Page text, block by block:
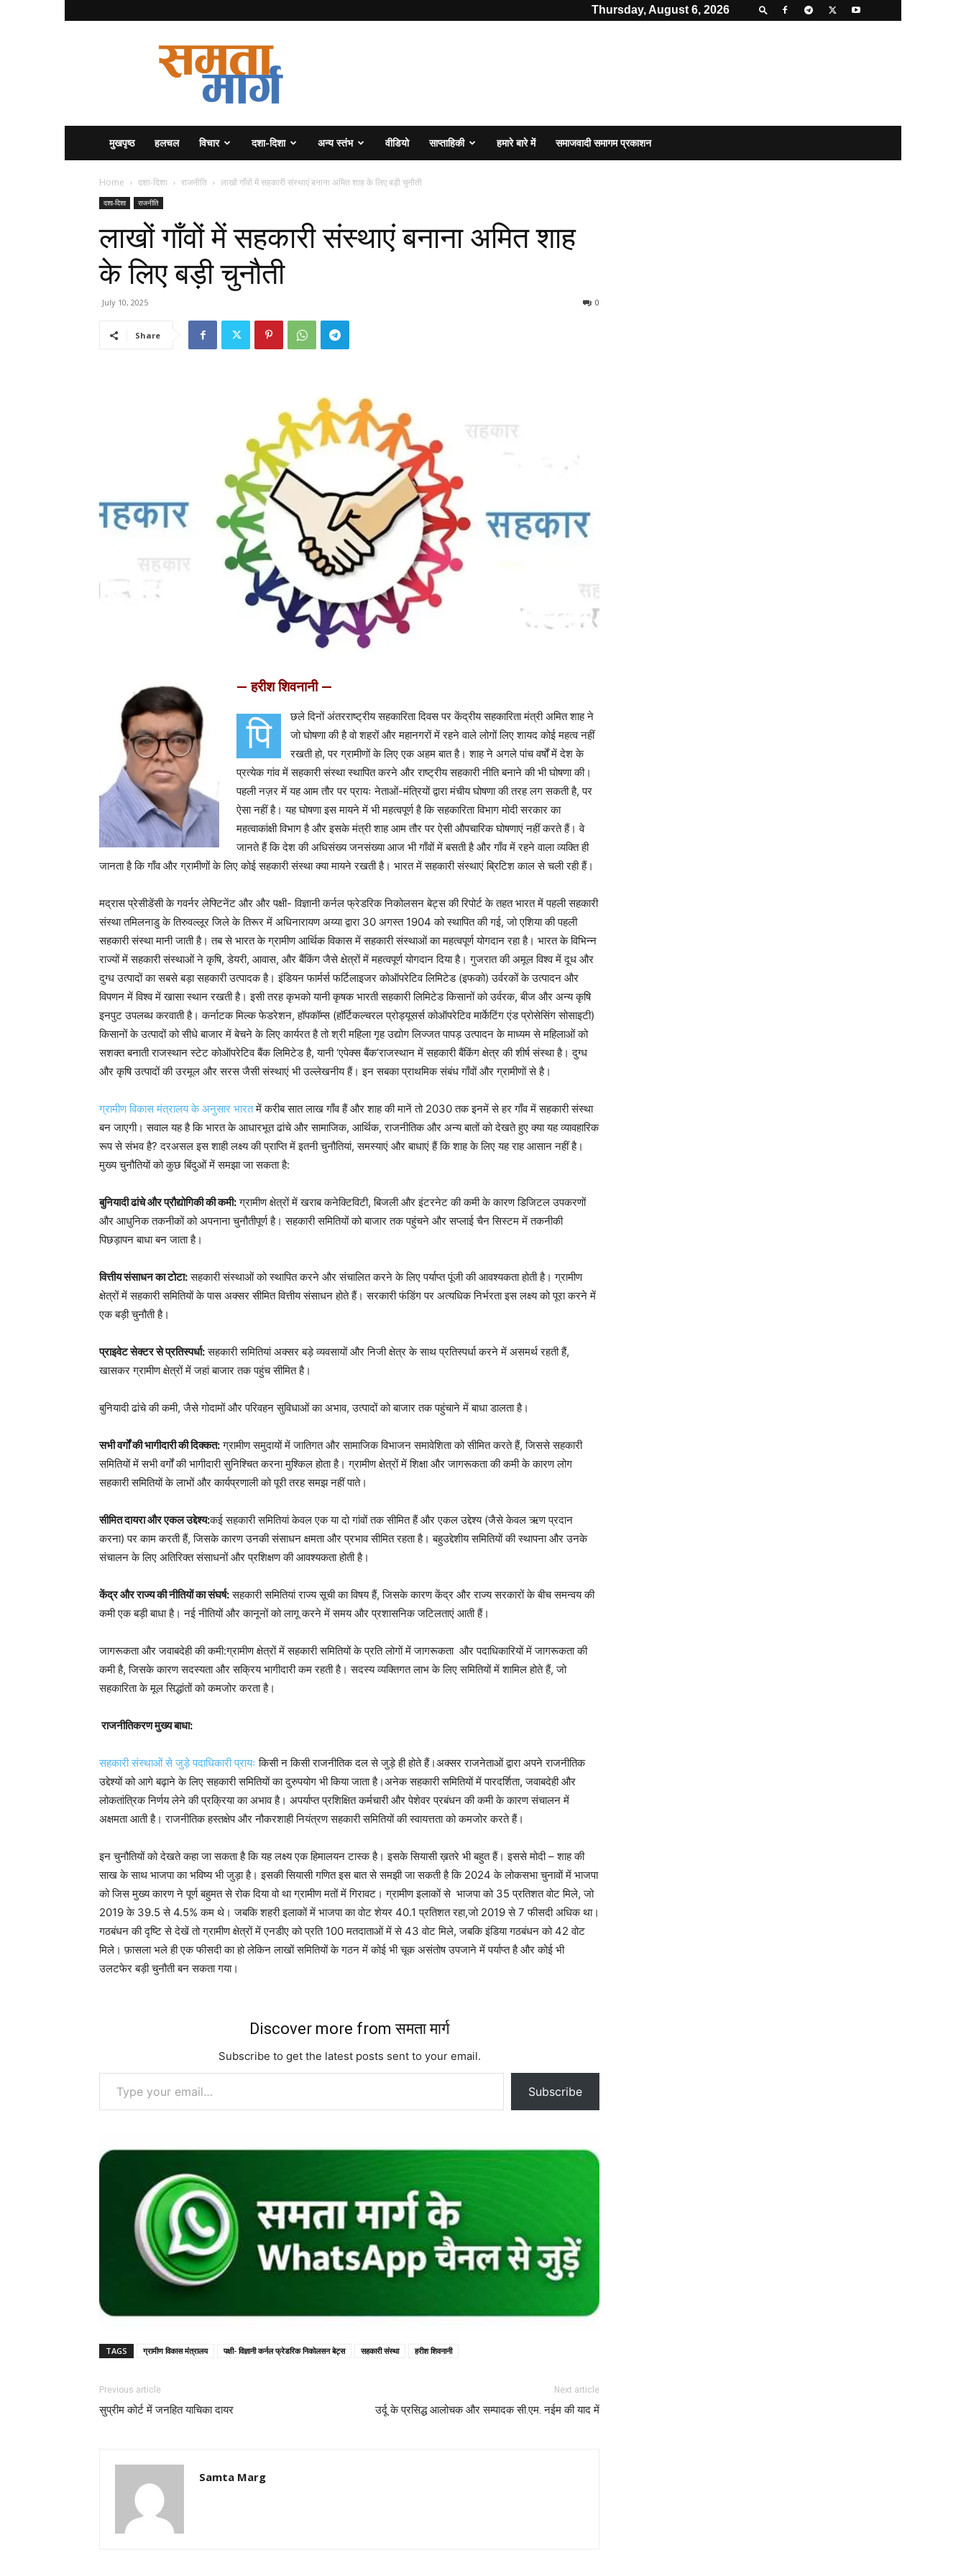
Thursday, August 6, 2026
मुखपृष्ठ हलचल विचार दशा-दिशा अन्य स्तंभ वीडियो साप्ताहिकी हमारे बारे में समाजवादी समागम प्रकाशन
Home दशा-दिशा राजनीति लाखों गाँवों में सहकारी संस्थाएं बनाना अमित शाह के लिए बड़ी चुनौती
दशा-दिशा राजनीति
लाखों गाँवों में सहकारी संस्थाएं बनाना अमित शाह
के लिए बड़ी चुनौती
July 10, 2025 0
Share
— हरीश शिवनानी —
पि
छले दिनों अंतरराष्ट्रीय सहकारिता दिवस पर केंद्रीय सहकारिता मंत्री अमित शाह ने
जो घोषणा की है वो शहरों और महानगरों में रहने वाले लोगों लिए शायद कोई महत्व नहीं
रखती हो, पर ग्रामीणों के लिए एक अहम बात है। शाह ने अगले पांच वर्षों में देश के
प्रत्येक गांव में सहकारी संस्था स्थापित करने और राष्ट्रीय सहकारी नीति बनाने की भी घोषणा की।
पहली नज़र में यह आम तौर पर प्रायः नेताओं-मंत्रियों द्वारा मंचीय घोषणा की तरह लग सकती है, पर
ऐसा नहीं है। यह घोषणा इस मायने में भी महत्वपूर्ण है कि सहकारिता विभाग मोदी सरकार का
महत्वाकांक्षी विभाग है और इसके मंत्री शाह आम तौर पर ऐसी औपचारिक घोषणाएं नहीं करते हैं। वे
जानते हैं कि देश की अधिसंख्य जनसंख्या आज भी गाँवों में बसती है और गाँव में रहने वाला व्यक्ति ही
जानता है कि गाँव और ग्रामीणों के लिए कोई सहकारी संस्था क्या मायने रखती है। भारत में सहकारी संस्थाएं ब्रिटिश काल से चली रही हैं।
मद्रास प्रेसीडेंसी के गवर्नर लेफ्टिनेंट और और पक्षी- विज्ञानी कर्नल फ्रेडरिक निकोलसन बेट्स की रिपोर्ट के तहत भारत में पहली सहकारी
संस्था तमिलनाडु के तिरुवल्लूर जिले के तिरूर में अधिनारायण अय्या द्वारा 30 अगस्त 1904 को स्थापित की गई, जो एशिया की पहली
सहकारी संस्था मानी जाती है। तब से भारत के ग्रामीण आर्थिक विकास में सहकारी संस्थाओं का महत्वपूर्ण योगदान रहा है। भारत के विभिन्न
राज्यों में सहकारी संस्थाओं ने कृषि, डेयरी, आवास, और बैंकिंग जैसे क्षेत्रों में महत्वपूर्ण योगदान दिया है। गुजरात की अमूल विश्व में दूध और
दुग्ध उत्पादों का सबसे बड़ा सहकारी उत्पादक है। इंडियन फार्मर्स फर्टिलाइजर कोऑपरेटिव लिमिटेड (इफको) उर्वरकों के उत्पादन और
विपणन में विश्व में खासा स्थान रखती है। इसी तरह कृभको यानी कृषक भारती सहकारी लिमिटेड किसानों को उर्वरक, बीज और अन्य कृषि
इनपुट उपलब्ध करवाती है। कर्नाटक मिल्क फेडरेशन, हॉपकॉम्स (हॉर्टिकल्चरल प्रोड्यूसर्स कोऑपरेटिव मार्केटिंग एंड प्रोसेसिंग सोसाइटी)
किसानों के उत्पादों को सीधे बाजार में बेचने के लिए कार्यरत है तो श्री महिला गृह उद्योग लिज्जत पापड़ उत्पादन के माध्यम से महिलाओं को
सशक्त बनाती राजस्थान स्टेट कोऑपरेटिव बैंक लिमिटेड है, यानी ‘एपेक्स बैंक’राजस्थान में सहकारी बैंकिंग क्षेत्र की शीर्ष संस्था है। दुग्ध
और कृषि उत्पादों की उरमूल और सरस जैसी संस्थाएं भी उल्लेखनीय हैं। इन सबका प्राथमिक संबंध गाँवों और ग्रामीणों से है।
ग्रामीण विकास मंत्रालय के अनुसार भारतमें करीब सात लाख गाँव हैं और शाह की मानें तो 2030 तक इनमें से हर गाँव में सहकारी संस्था
बन जाएगी। सवाल यह है कि भारत के आधारभूत ढांचे और सामाजिक, आर्थिक, राजनीतिक और अन्य बातों को देखते हुए क्या यह व्यावहारिक
रूप से संभव है? दरअसल इस शाही लक्ष्य की प्राप्ति में इतनी चुनौतियां, समस्याएं और बाधाएं हैं कि शाह के लिए यह राह आसान नहीं है।
मुख्य चुनौतियों को कुछ बिंदुओं में समझा जा सकता है:
बुनियादी ढांचे और प्रौद्योगिकी की कमी:ग्रामीण क्षेत्रों में खराब कनेक्टिविटी, बिजली और इंटरनेट की कमी के कारण डिजिटल उपकरणों
और आधुनिक तकनीकों को अपनाना चुनौतीपूर्ण है। सहकारी समितियों को बाजार तक पहुंचने और सप्लाई चैन सिस्टम में तकनीकी
पिछड़ापन बाधा बन जाता है।
वित्तीय संसाधन का टोटा:सहकारी संस्थाओं को स्थापित करने और संचालित करने के लिए पर्याप्त पूंजी की आवश्यकता होती है। ग्रामीण
क्षेत्रों में सहकारी समितियों के पास अक्सर सीमित वित्तीय संसाधन होते हैं। सरकारी फंडिंग पर अत्यधिक निर्भरता इस लक्ष्य को पूरा करने में
एक बड़ी चुनौती है।
प्राइवेट सेक्टर से प्रतिस्पर्धा:सहकारी समितियां अक्सर बड़े व्यवसायों और निजी क्षेत्र के साथ प्रतिस्पर्धा करने में असमर्थ रहती हैं,
खासकर ग्रामीण क्षेत्रों में जहां बाजार तक पहुंच सीमित है।
बुनियादी ढांचे की कमी, जैसे गोदामों और परिवहन सुविधाओं का अभाव, उत्पादों को बाजार तक पहुंचाने में बाधा डालता है।
सभी वर्गों की भागीदारी की दिक्कत:ग्रामीण समुदायों में जातिगत और सामाजिक विभाजन समावेशिता को सीमित करते हैं, जिससे सहकारी
समितियों में सभी वर्गों की भागीदारी सुनिश्चित करना मुश्किल होता है। ग्रामीण क्षेत्रों में शिक्षा और जागरूकता की कमी के कारण लोग
सहकारी समितियों के लाभों और कार्यप्रणाली को पूरी तरह समझ नहीं पाते।
सीमित दायरा और एकल उद्देश्य:कई सहकारी समितियां केवल एक या दो गांवों तक सीमित हैं और एकल उद्देश्य (जैसे केवल ऋण प्रदान
करना) पर काम करती हैं, जिसके कारण उनकी संसाधन क्षमता और प्रभाव सीमित रहता है। बहुउद्देशीय समितियों की स्थापना और उनके
संचालन के लिए अतिरिक्त संसाधनों और प्रशिक्षण की आवश्यकता होती है।
केंद्र और राज्य की नीतियों का संघर्ष:सहकारी समितियां राज्य सूची का विषय हैं, जिसके कारण केंद्र और राज्य सरकारों के बीच समन्वय की
कमी एक बड़ी बाधा है। नई नीतियों और कानूनों को लागू करने में समय और प्रशासनिक जटिलताएं आती हैं।
जागरूकता और जवाबदेही की कमी:ग्रामीण क्षेत्रों में सहकारी समितियों के प्रति लोगों में जागरूकता और पदाधिकारियों में जागरूकता की
कमी है, जिसके कारण सदस्यता और सक्रिय भागीदारी कम रहती है। सदस्य व्यक्तिगत लाभ के लिए समितियों में शामिल होते हैं, जो
सहकारिता के मूल सिद्धांतों को कमजोर करता है।
राजनीतिकरण मुख्य बाधा:
सहकारी संस्थाओं से जुड़े पदाधिकारी प्रायः किसी न किसी राजनीतिक दल से जुड़े ही होते हैं।अक्सर राजनेताओं द्वारा अपने राजनीतिक
उद्देश्यों को आगे बढ़ाने के लिए सहकारी समितियों का दुरुपयोग भी किया जाता है।अनेक सहकारी समितियों में पारदर्शिता, जवाबदेही और
लोकतांत्रिक निर्णय लेने की प्रक्रिया का अभाव है। अपर्याप्त प्रशिक्षित कर्मचारी और पेशेवर प्रबंधन की कमी के कारण संचालन में
अक्षमता आती है। राजनीतिक हस्तक्षेप और नौकरशाही नियंत्रण सहकारी समितियों की स्वायत्तता को कमजोर करते हैं।
इन चुनौतियों को देखते कहा जा सकता है कि यह लक्ष्य एक हिमालयन टास्क है। इसके सियासी ख़तरे भी बहुत हैं। इससे मोदी – शाह की
साख के साथ भाजपा का भविष्य भी जुड़ा है। इसकी सियासी गणित इस बात से समझी जा सकती है कि 2024 के लोकसभा चुनावों में भाजपा
को जिस मुख्य कारण ने पूर्ण बहुमत से रोक दिया वो था ग्रामीण मतों में गिरावट। ग्रामीण इलाकों से भाजपा को 35 प्रतिशत वोट मिले, जो
2019 के 39.5 से 4.5% कम थे। जबकि शहरी इलाकों में भाजपा का वोट शेयर 40.1 प्रतिशत रहा,जो 2019 से 7 फीसदी अधिक था।
गठबंधन की दृष्टि से देखें तो ग्रामीण क्षेत्रों में एनडीए को प्रति 100 मतदाताओं में से 43 वोट मिले, जबकि इंडिया गठबंधन को 42 वोट
मिले। फ़ासला भले ही एक फीसदी का हो लेकिन लाखों समितियों के गठन में कोई भी चूक असंतोष उपजाने में पर्याप्त है और कोई भी
उलटफेर बड़ी चुनौती बन सकता गया।
Discover more from समता मार्ग
Subscribe to get the latest posts sent to your email.
Type your email…
Subscribe
TAGS ग्रामीण विकास मंत्रालय पक्षी- विज्ञानी कर्नल फ्रेडरिक निकोलसन बेट्स सहकारी संस्था हरीश शिवनानी
Previous article
सुप्रीम कोर्ट में जनहित याचिका दायर
Next article
उर्दू के प्रसिद्ध आलोचक और सम्पादक सी.एम. नईम की याद में
Samta Marg